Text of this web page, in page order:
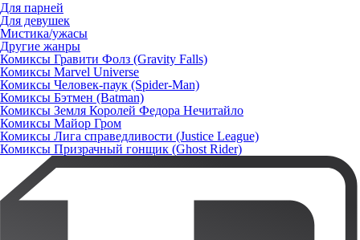
Для парней
Для девушек
Мистика/ужасы
Другие жанры
Комиксы Гравити Фолз (Gravity Falls)
Комиксы Marvel Universe
Комиксы Человек-паук (Spider-Man)
Комиксы Бэтмен (Batman)
Комиксы Земля Королей Федора Нечитайло
Комиксы Майор Гром
Комиксы Лига справедливости (Justice League)
Комиксы Призрачный гонщик (Ghost Rider)